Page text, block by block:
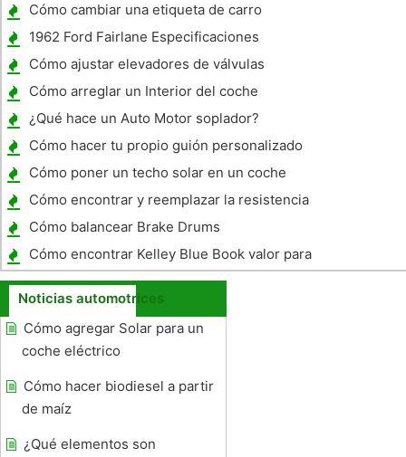
Cómo cambiar una etiqueta de carro
1962 Ford Fairlane Especificaciones
Cómo ajustar elevadores de válvulas
Cómo arreglar un Interior del coche
¿Qué hace un Auto Motor soplador?
Cómo hacer tu propio guión personalizado
Cómo poner un techo solar en un coche
Cómo encontrar y reemplazar la resistencia
del motor del ventilador en un 2007 Nissan
Versa
Cómo balancear Brake Drums
Cómo encontrar Kelley Blue Book valor para
los coches usados ​​en línea
Noticias automotrices
Cómo agregar Solar para un
coche eléctrico
Cómo hacer biodiesel a partir
de maíz
¿Qué elementos son